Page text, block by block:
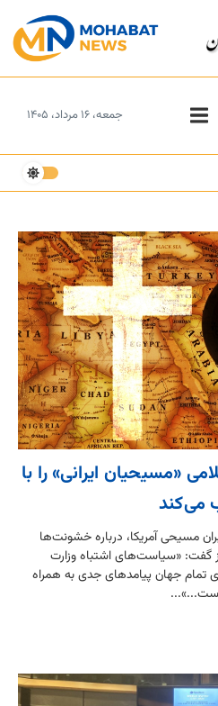
جمعه، ۱۶ مرداد، ۱۴۰۵
«مسیحیان ایرانی» را با
می‌کند
مسیحی آمریکا، درباره خشونت‌ها
گفت: «سیاست‌های اشتباه وزارت
تمام جهان پیامدهای جدی به همراه
است...»...